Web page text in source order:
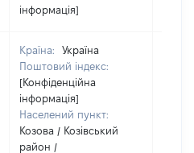
інформація]
Країна:
Україна
Поштовий індекс:
[Конфіденційна
інформація]
Населений пункт:
Козова / Козівський
район /